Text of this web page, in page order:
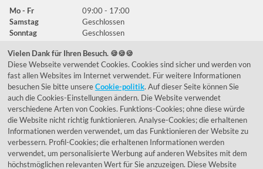
Mo - Fr
09:00 - 17:00
Samstag
Geschlossen
Sonntag
Geschlossen
Häufig gestellte Fragen
039292 - 678215
de@lumidora.com
FacebookInstagram
Vielen Dank für Ihren Besuch. 🍪🍪🍪
Diese Webseite verwendet Cookies. Cookies sind sicher und werden von
fast allen Websites im Internet verwendet. Für weitere Informationen
besuchen Sie bitte unsereCookie-politik. Auf dieser Seite können Sie
auch die Cookies-Einstellungen ändern. Die Website verwendet
verschiedene Arten von Cookies. Funktions-Cookies; ohne diese würde
die Website nicht richtig funktionieren. Analyse-Cookies; die erhaltenen
Informationen werden verwendet, um das Funktionieren der Website zu
verbessern. Profil-Cookies; die erhaltenen Informationen werden
verwendet, um personalisierte Werbung auf anderen Websites mit dem
höchstmöglichen relevanten Wert für Sie anzuzeigen. Diese Website